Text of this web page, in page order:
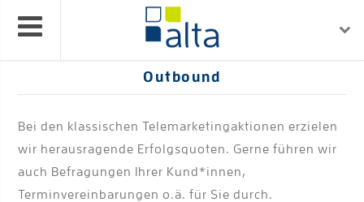
Outbound
Bei den klassischen Telemarketingaktionen erzielen
wir herausragende Erfolgsquoten. Gerne führen wir
auch Befragungen Ihrer Kund*innen,
Terminvereinbarungen o.ä. für Sie durch.